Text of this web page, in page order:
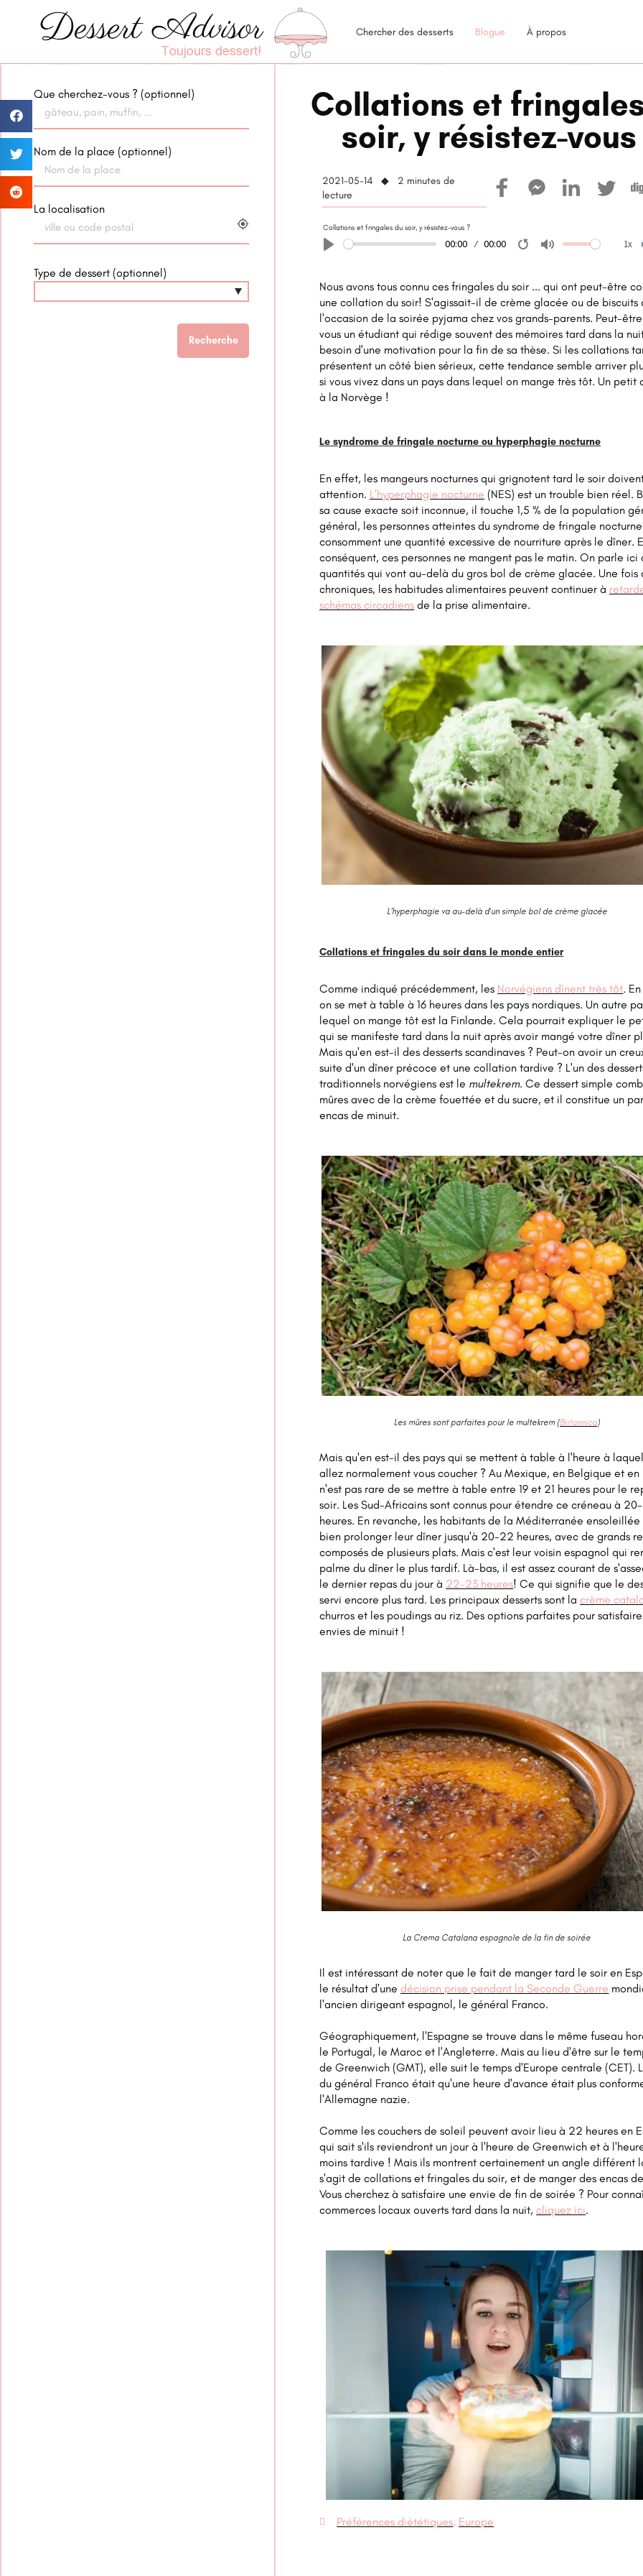
Chercher des desserts Blogue À propos
Que cherchez-vous ? (optionnel)
Nom de la place (optionnel)
my_location
La localisation
Type de dessert (optionnel)
Recherche
Collations et
soir, y résistez-vous
2021-05-14 ◆ 2 minutes de
lecture
Collations et fringales du soir, y résistez-vous ?
00:00
00:00
1x
Nous avons tous connu ces fringales du soir ... qui ont peut-être
une collation du soir! S'agissait-il de crème glacée ou de biscuits
l'occasion de la soirée pyjama chez vos grands-parents. Peut-
vous un étudiant qui rédige souvent des mémoires tard dans la
besoin d'une motivation pour la fin de sa thèse. Si les collations
présentent un côté bien sérieux, cette tendance semble arriver
si vous vivez dans un pays dans lequel on mange très tôt. Un
à la Norvège !
Le syndrome de fringale nocturne ou hyperphagie nocturne
En effet, les mangeurs nocturnes qui grignotent tard le soir
attention. L’hyperphagie nocturne (NES) est un trouble bien réel.
sa cause exacte soit inconnue, il touche 1,5 % de la population
général, les personnes atteintes du syndrome de fringale nocturne
consomment une quantité excessive de nourriture après le dîner.
conséquent, ces personnes ne mangent pas le matin. On parle ici
quantités qui vont au-delà du gros bol de crème glacée. Une fois
chroniques, les habitudes alimentaires peuvent continuer à
schémas circadiens de la prise alimentaire.
L’hyperphagie va au-delà d'un simple bol de crème glacée
Collations et fringales du soir dans le monde entier
Comme indiqué précédemment, les Norvégiens dînent très tôt.
on se met à table à 16 heures dans les pays nordiques. Un autre
lequel on mange tôt est la Finlande. Cela pourrait expliquer le
qui se manifeste tard dans la nuit après avoir mangé votre dîner
Mais qu'en est-il des desserts scandinaves ? Peut-on avoir un
suite d'un dîner précoce et une collation tardive ? L'un des
traditionnels norvégiens est le multekrem. Ce dessert simple
mûres avec de la crème fouettée et du sucre, et il constitue un
encas de minuit.
Les mûres sont parfaites pour le multekrem (Britannica)
Mais qu'en est-il des pays qui se mettent à table à l'heure à
allez normalement vous coucher ? Au Mexique, en Belgique et en
n'est pas rare de se mettre à table entre 19 et 21 heures pour le
soir. Les Sud-Africains sont connus pour étendre ce créneau à
heures. En revanche, les habitants de la Méditerranée
bien prolonger leur dîner jusqu'à 20-22 heures, avec de grands
composés de plusieurs plats. Mais c'est leur voisin espagnol qui
palme du dîner le plus tardif. Là-bas, il est assez courant de
le dernier repas du jour à 22-23 heures! Ce qui signifie que le
servi encore plus tard. Les principaux desserts sont lacrème
churros et les poudings au riz. Des options parfaites pour
envies de minuit !
La Crema Catalana espagnole de la fin de soirée
Il est intéressant de noter que le fait de manger tard le soir en
le résultat d'unedécision prise pendant la Seconde Guerre
l'ancien dirigeant espagnol, le général Franco.
Géographiquement, l'Espagne se trouve dans le même fuseau
le Portugal, le Maroc et l'Angleterre. Mais au lieu d'être sur le
de Greenwich (GMT), elle suit le temps d'Europe centrale (CET).
du général Franco était qu'une heure d'avance était plus
l'Allemagne nazie.
Comme les couchers de soleil peuvent avoir lieu à 22 heures en
qui sait s'ils reviendront un jour à l'heure de Greenwich et à
moins tardive ! Mais ils montrent certainement un angle différent
s'agit de collations et fringales du soir, et de manger des encas
Vous cherchez à satisfaire une envie de fin de soirée ? Pour
commerces locaux ouverts tard dans la nuit,cliquez ici.
Préférences diététiques, Europe